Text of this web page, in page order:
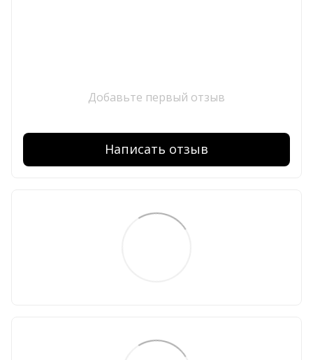
Добавьте первый отзыв
Написать отзыв